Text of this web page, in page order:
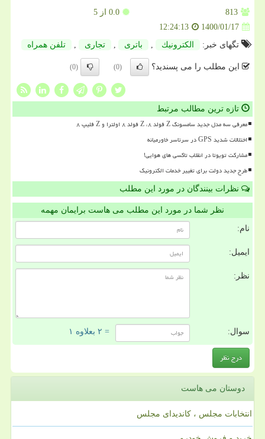
813
0.0 از 5
1400/01/17
12:24:13
تگهای خبر:
الكترونیك , باتری , تجاری , تلفن همراه
این مطلب را می پسندید؟ (0)
(0)
تازه ترین مطالب مرتبط
معرفی سه مدل جدید سامسونگ Z فولد ۸، Z فولد ۸ اولترا و Z فلیپ ۸
اختلالات شدید GPS در سرتاسر خاورمیانه
مشارکت تویوتا در انقلاب تاکسی های هوایی!
طرح جدید دولت برای تغییر خدمات الکترونیک
نظرات بینندگان در مورد این مطلب
نظر شما در مورد این مطلب می هاست برایمان مهمه
نام:
ایمیل:
نظر:
سوال: = ۲ بعلاوه ۱
دوستان می هاست
انتخابات مجلس ، کاندیدای مجلس